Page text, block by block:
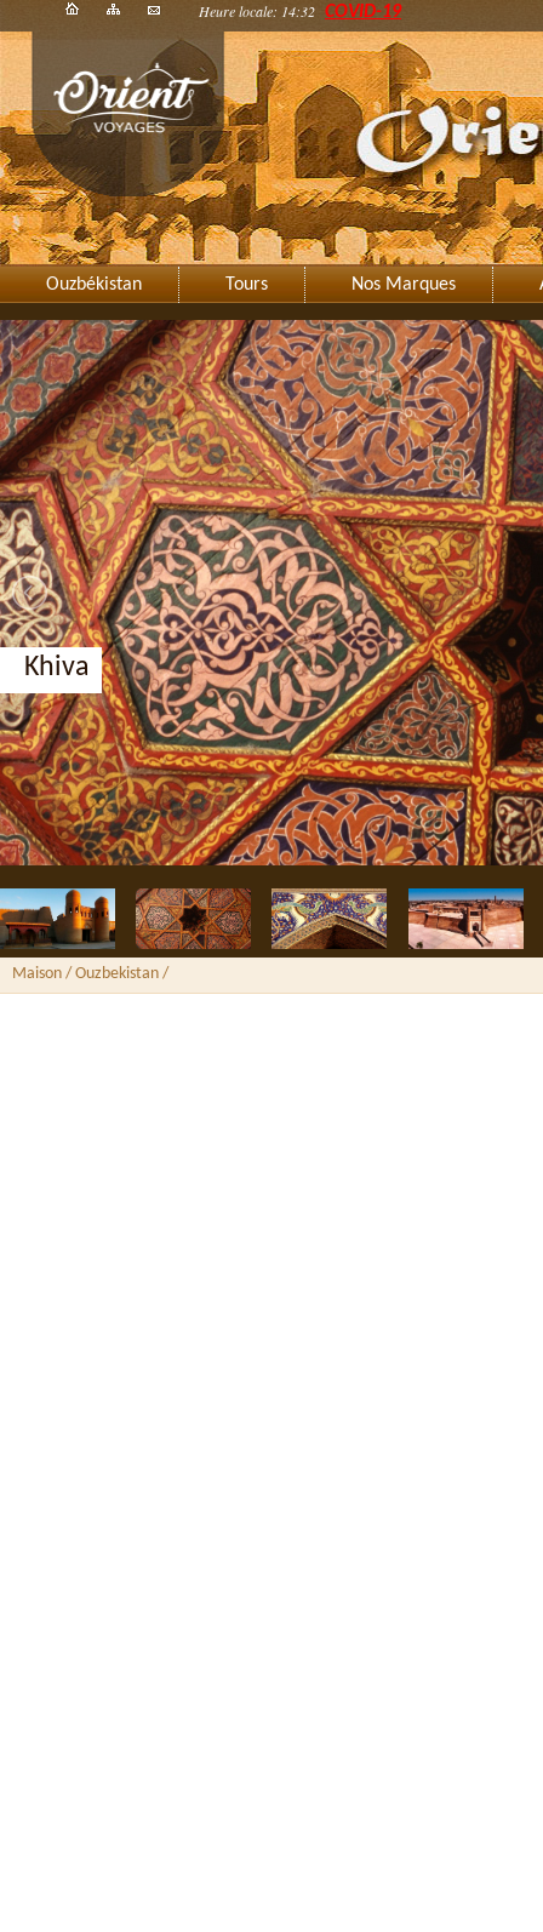
Heure locale: 14:32 COVID-19
Ouzbékistan Tours Nos Marques
Khiva
Maison / Ouzbekistan /